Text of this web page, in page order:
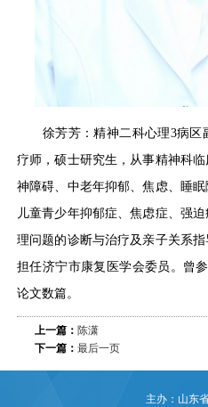
徐芳芳：精神二科心理3病区
疗师，硕士研究生，从事精神科
神障碍、中老年抑郁、焦虑、睡
儿童青少年抑郁症、焦虑症、强
理问题的诊断与治疗及亲子关系
担任济宁市康复医学会委员。曾
论文数篇。
上一篇： 陈潇
下一篇： 最后一页
主办：山东